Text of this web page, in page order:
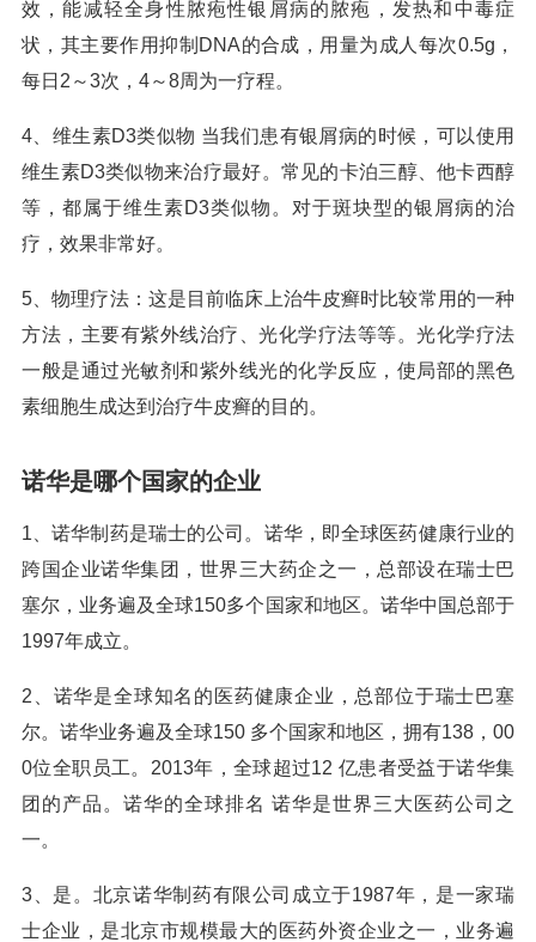
效，能减轻全身性脓疱性银屑病的脓疱，发热和中毒症
状，其主要作用抑制DNA的合成，用量为成人每次0.5g，
每日2～3次，4～8周为一疗程。
4、维生素D3类似物 当我们患有银屑病的时候，可以使用
维生素D3类似物来治疗最好。常见的卡泊三醇、他卡西醇
等，都属于维生素D3类似物。对于斑块型的银屑病的治
疗，效果非常好。
5、物理疗法：这是目前临床上治牛皮癣时比较常用的一种
方法，主要有紫外线治疗、光化学疗法等等。光化学疗法
一般是通过光敏剂和紫外线光的化学反应，使局部的黑色
素细胞生成达到治疗牛皮癣的目的。
诺华是哪个国家的企业
1、诺华制药是瑞士的公司。诺华，即全球医药健康行业的
跨国企业诺华集团，世界三大药企之一，总部设在瑞士巴
塞尔，业务遍及全球150多个国家和地区。诺华中国总部于
1997年成立。
2、诺华是全球知名的医药健康企业，总部位于瑞士巴塞
尔。诺华业务遍及全球150 多个国家和地区，拥有138，00
0位全职员工。2013年，全球超过12 亿患者受益于诺华集
团的产品。诺华的全球排名 诺华是世界三大医药公司之
一。
3、是。北京诺华制药有限公司成立于1987年，是一家瑞
士企业，是北京市规模最大的医药外资企业之一，业务遍